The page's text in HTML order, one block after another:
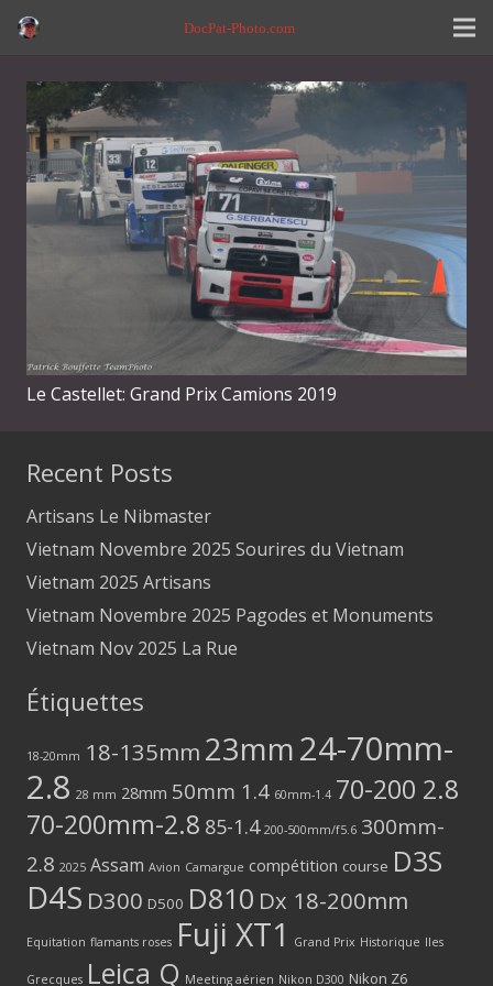
DocPat-Photo.com
Le Castellet: Grand Prix Camions 2019
Recent Posts
Artisans Le Nibmaster
Vietnam Novembre 2025 Sourires du Vietnam
Vietnam 2025 Artisans
Vietnam Novembre 2025 Pagodes et Monuments
Vietnam Nov 2025 La Rue
Étiquettes
18-20mm 18-135mm 23mm24-70mm-
2.8 28 mm 28mm 50mm 1.4 60mm-1.4 70-200 2.8
70-200mm-2.8 85-1.4 200-500mm/f5.6 300mm-
2.8 2025 Assam Avion Camargue compétition course D3S
D4S D300 D500 D810 Dx 18-200mm
Equitation flamants roses Fuji XT1 Grand Prix Historique Iles
Grecques Leica Q Meeting aérien Nikon D300 Nikon Z6